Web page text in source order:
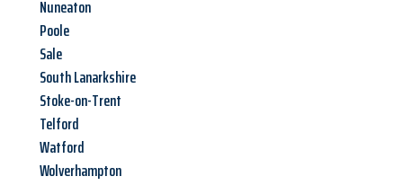
Nuneaton
Poole
Sale
South Lanarkshire
Stoke-on-Trent
Telford
Watford
Wolverhampton